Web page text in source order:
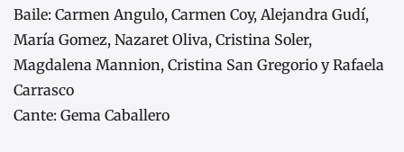
Baile: Carmen Angulo, Carmen Coy, Alejandra Gudí,
María Gomez, Nazaret Oliva, Cristina Soler,
Magdalena Mannion, Cristina San Gregorio y Rafaela
Carrasco
Cante: Gema Caballero